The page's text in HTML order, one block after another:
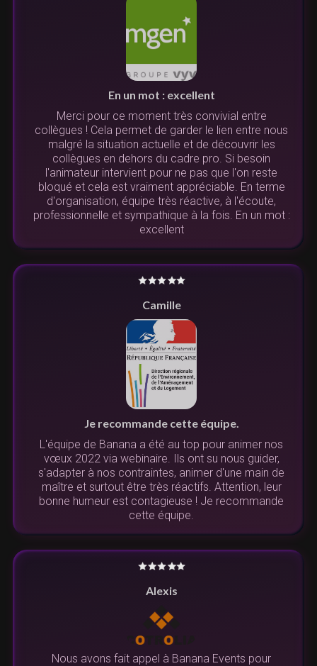
En un mot : excellent
Merci pour ce moment très convivial entre
collègues ! Cela permet de garder le lien entre nous
malgré la situation actuelle et de découvrir les
collègues en dehors du cadre pro. Si besoin
l'animateur intervient pour ne pas que l'on reste
bloqué et cela est vraiment appréciable. En terme
d'organisation, équipe très réactive, à l'écoute,
professionnelle et sympathique à la fois. En un mot :
excellent
Camille
Je recommande cette équipe.
L'équipe de Banana a été au top pour animer nos
vœux 2022 via webinaire. Ils ont su nous guider,
s'adapter à nos contraintes, animer d'une main de
maître et surtout être très réactifs. Attention, leur
bonne humeur est contagieuse ! Je recommande
cette équipe.
Alexis
Nous avons fait appel à Banana Events pour